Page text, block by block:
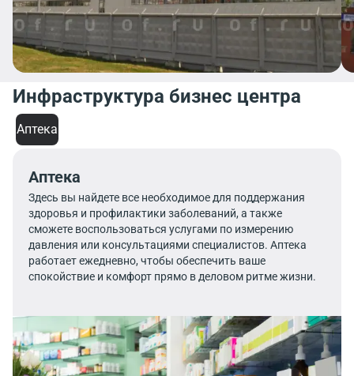
Инфраструктура бизнес центра
Аптека
Аптека
Здесь вы найдете все необходимое для поддержания
здоровья и профилактики заболеваний, а также
сможете воспользоваться услугами по измерению
давления или консультациями специалистов. Аптека
работает ежедневно, чтобы обеспечить ваше
спокойствие и комфорт прямо в деловом ритме жизни.